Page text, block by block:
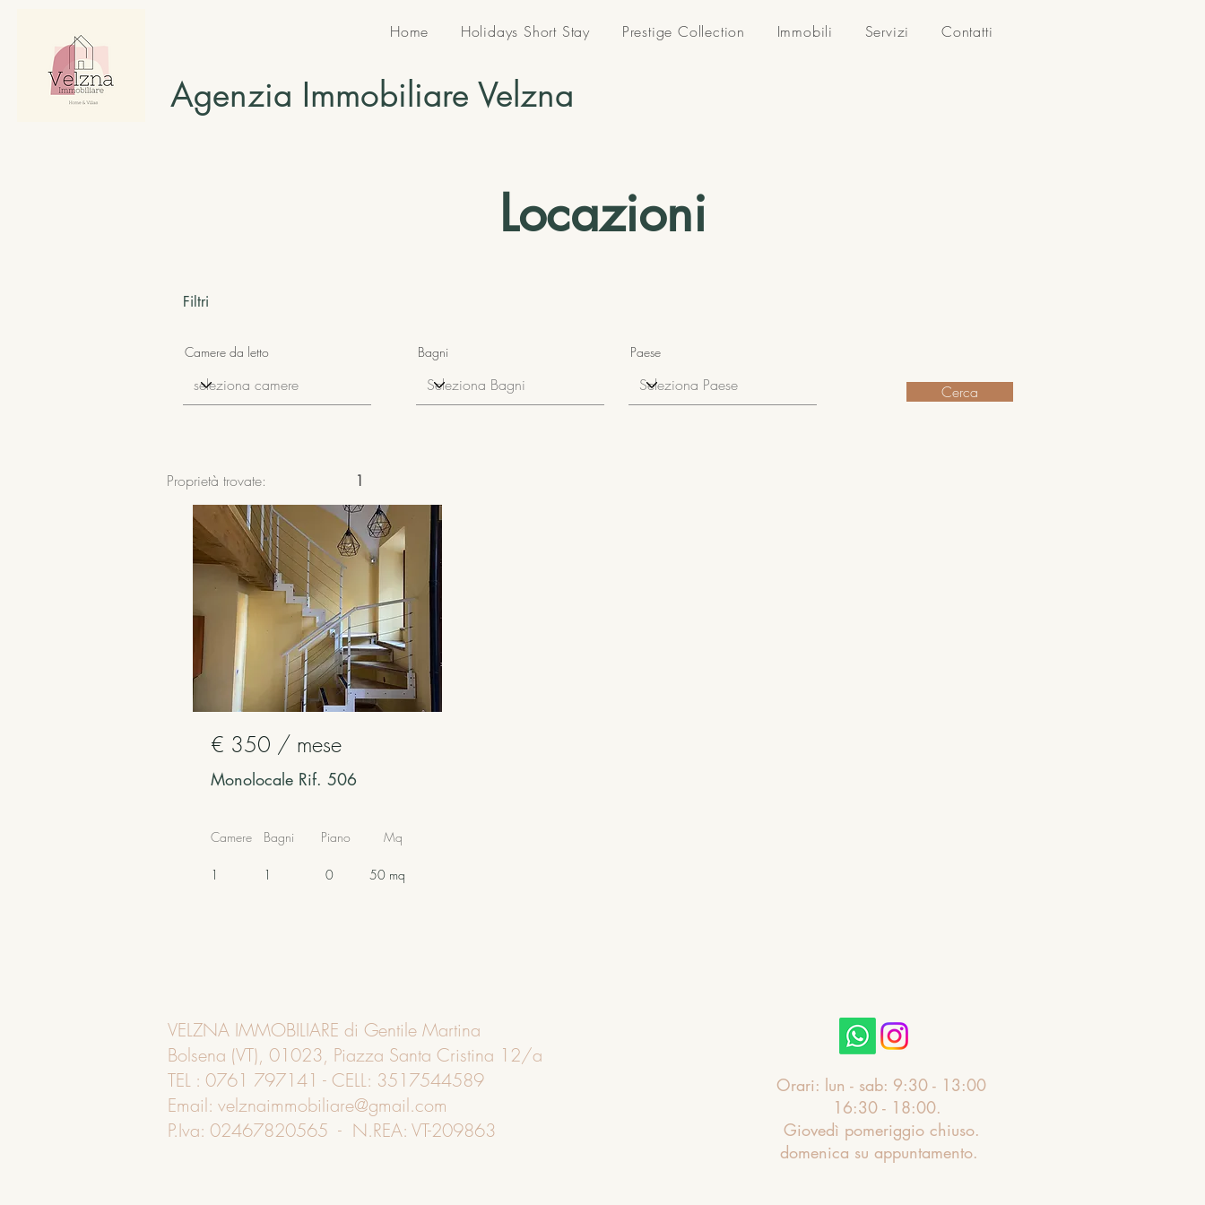
Home Holidays Short Stay Prestige Collection Immobili Servizi Contatti
Agenzia Immobiliare Velzna
Locazioni
Filtri
Camere da letto Bagni Paese
Cerca
Proprietà trovate: 1
€ 350 / mese
Monolocale Rif. 506
Camere
1
Bagni
1
Piano Mq
0 50 mq
VELZNA IMMOBILIARE di Gentile Martina
Bolsena (VT), 01023, Piazza Santa Cristina 12/a
TEL : 0761 797141 - CELL: 3517544589
Email: velznaimmobiliare@gmail.com
P.Iva: 02467820565 - N.REA: VT-209863
Orari: lun - sab: 9:30 - 13:00
16:30 - 18:00.
Giovedì pomeriggio chiuso.
domenica su appuntamento.